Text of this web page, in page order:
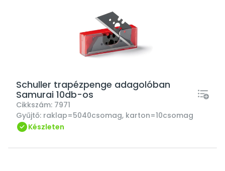
Schuller trapézpenge adagolóban
Samurai 10db-os
Cikkszám: 7971
Gyűjtő: raklap=5040csomag, karton=10csomag
Készleten